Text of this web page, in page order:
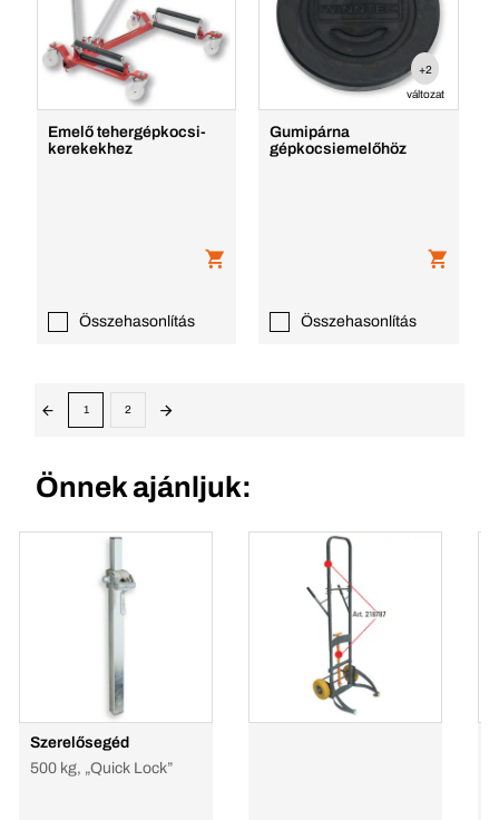
Emelő tehergépkocsi-
kerekekhez
Összehasonlítás
+2
változat
Gumipárna
gépkocsiemelőhöz
Összehasonlítás
1 2
Önnek ajánljuk:
Szerelősegéd
500 kg, „Quick Lock”